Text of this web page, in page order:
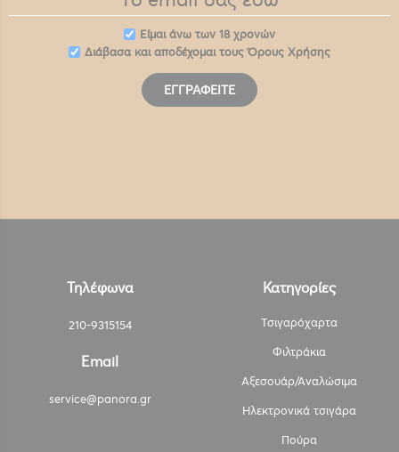
Eίμαι άνω των 18 χρονών
Διάβασα και αποδέχομαι τουςΌρους Χρήσης
ΕΓΓΡΑΦΕΊΤΕ
Τηλέφωνα
210-9315154
Email
service@panora.gr
Κατηγορίες
Τσιγαρόχαρτα
Φιλτράκια
Αξεσουάρ/Αναλώσιμα
Ηλεκτρονικά τσιγάρα
Πούρα